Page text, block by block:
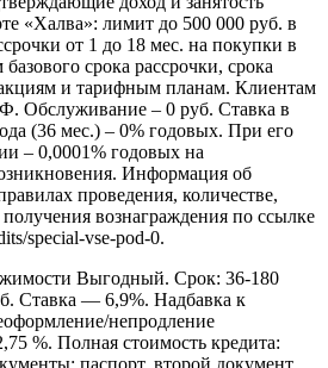
«Халва»: лимит до 500 000 руб. в
от 1 до 18 мес. на покупки в
срока рассрочки, срока
и тарифным планам. Клиентам
Обслуживание – 0 руб. Ставка в
(36 мес.) – 0% годовых. При его
– 0,0001% годовых на
Информация об
проведения, количестве,
вознаграждения по ссылке
special-vse-pod-0.
Выгодный. Срок: 36-180
Ставка — 6,9%. Надбавка к
непродление
%. Полная стоимость кредита:
паспорт, второй документ,